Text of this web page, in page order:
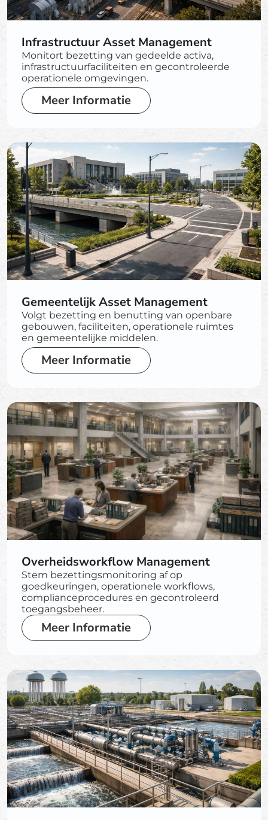
Infrastructuur Asset Management
Monitort bezetting van gedeelde activa,
infrastructuurfaciliteiten en gecontroleerde
operationele omgevingen.
Meer Informatie
Gemeentelijk Asset Management
Volgt bezetting en benutting van openbare
gebouwen, faciliteiten, operationele ruimtes
en gemeentelijke middelen.
Meer Informatie
Overheidsworkflow Management
Stem bezettingsmonitoring af op
goedkeuringen, operationele workflows,
complianceprocedures en gecontroleerd
toegangsbeheer.
Meer Informatie